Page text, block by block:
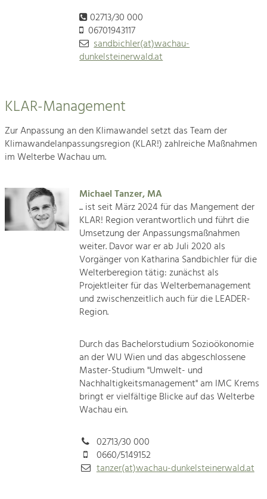
02713/30 000
06701943117
sandbichler(at)wachau-
dunkelsteinerwald.at
KLAR-Management
Zur Anpassung an den Klimawandel setzt das Team der
Klimawandelanpassungsregion (KLAR!) zahlreiche Maßnahmen
im Welterbe Wachau um.
Michael Tanzer, MA
... ist seit März 2024 für das Mangement der
KLAR! Region verantwortlich und führt die
Umsetzung der Anpassungsmaßnahmen
weiter. Davor war er ab Juli 2020 als
Vorgänger von Katharina Sandbichler für die
Welterberegion tätig: zunächst als
Projektleiter für das Welterbemanagement
und zwischenzeitlich auch für die LEADER-
Region.
Durch das Bachelorstudium Sozioökonomie
an der WU Wien und das abgeschlossene
Master-Studium "Umwelt- und
Nachhaltigkeitsmanagement" am IMC Krems
bringt er vielfältige Blicke auf das Welterbe
Wachau ein.
02713/30 000
0660/5149152
tanzer(at)wachau-dunkelsteinerwald.at